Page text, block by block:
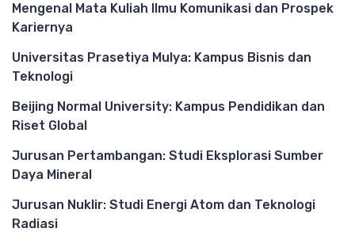
Mengenal Mata Kuliah Ilmu Komunikasi dan Prospek
Kariernya
Universitas Prasetiya Mulya: Kampus Bisnis dan
Teknologi
Beijing Normal University: Kampus Pendidikan dan
Riset Global
Jurusan Pertambangan: Studi Eksplorasi Sumber
Daya Mineral
Jurusan Nuklir: Studi Energi Atom dan Teknologi
Radiasi